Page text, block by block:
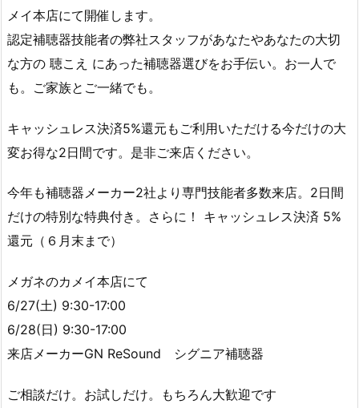
メイ本店にて開催します。
認定補聴器技能者の弊社スタッフがあなたやあなたの大切
な方の 聴こえ にあった補聴器選びをお手伝い。お一人で
も。ご家族とご一緒でも。
キャッシュレス決済5%還元もご利用いただける今だけの大
変お得な2日間です。是非ご来店ください。
今年も︎補聴器メーカー2社より専門技能者多数来店。︎2日間
だけの特別な特典付き。さらに！︎ キャッシュレス決済 5%
還元（６月末まで）
メガネのカメイ本店にて
6/27(土) 9:30-17:00
6/28(日) 9:30-17:00
来店メーカーGN ReSound シグニア補聴器
ご相談だけ。お試しだけ。もちろん大歓迎です